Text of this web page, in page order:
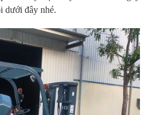
dưới đây nhé.